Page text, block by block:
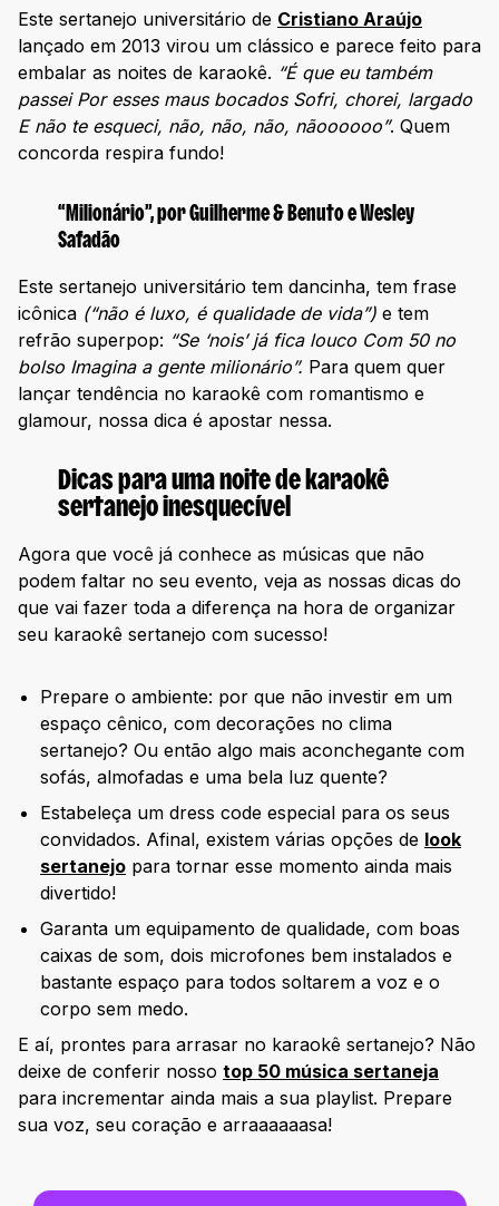
Este sertanejo universitário de Cristiano Araújo
lançado em 2013 virou um clássico e parece feito para
embalar as noites de karaokê. “É que eu também
passei Por esses maus bocados Sofri, chorei, largado
E não te esqueci, não, não, não, nãoooooo”. Quem
concorda respira fundo!
“Milionário”, por Guilherme & Benuto e Wesley
Safadão
Este sertanejo universitário tem dancinha, tem frase
icônica (“não é luxo, é qualidade de vida”) e tem
refrão superpop: “Se ‘nois’ já fica louco Com 50 no
bolso Imagina a gente milionário”. Para quem quer
lançar tendência no karaokê com romantismo e
glamour, nossa dica é apostar nessa.
Dicas para uma noite de karaokê
sertanejo inesquecível
Agora que você já conhece as músicas que não
podem faltar no seu evento, veja as nossas dicas do
que vai fazer toda a diferença na hora de organizar
seu karaokê sertanejo com sucesso!
Prepare o ambiente: por que não investir em um
espaço cênico, com decorações no clima
sertanejo? Ou então algo mais aconchegante com
sofás, almofadas e uma bela luz quente?
Estabeleça um dress code especial para os seus
convidados. Afinal, existem várias opções de look
sertanejo para tornar esse momento ainda mais
divertido!
Garanta um equipamento de qualidade, com boas
caixas de som, dois microfones bem instalados e
bastante espaço para todos soltarem a voz e o
corpo sem medo.
E aí, prontes para arrasar no karaokê sertanejo? Não
deixe de conferir nosso top 50 música sertaneja
para incrementar ainda mais a sua playlist. Prepare
sua voz, seu coração e arraaaaaasa!